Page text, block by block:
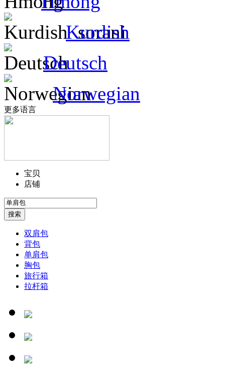
Kurdish
Deutsch
Norwegian
更多语言
宝贝
店铺
双肩包
背包
单肩包
胸包
旅行箱
拉杆箱